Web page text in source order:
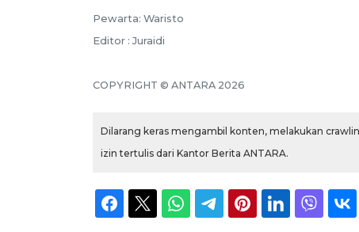
Pewarta: Waristo
Editor : Juraidi
COPYRIGHT © ANTARA 2026
Dilarang keras mengambil konten, melakukan
izin tertulis dari Kantor Berita ANTARA.